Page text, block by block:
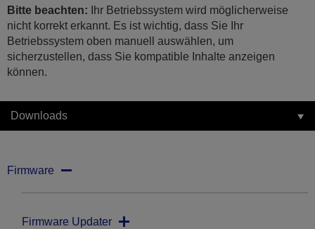
Bitte beachten: Ihr Betriebssystem wird möglicherweise
nicht korrekt erkannt. Es ist wichtig, dass Sie Ihr
Betriebssystem oben manuell auswählen, um
sicherzustellen, dass Sie kompatible Inhalte anzeigen
können.
Downloads
Firmware
Firmware Updater